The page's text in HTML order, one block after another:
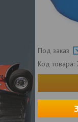
Под заказ
Код товара: